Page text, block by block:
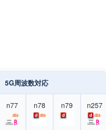
5G周波数対応
n77 n78 n79 n257